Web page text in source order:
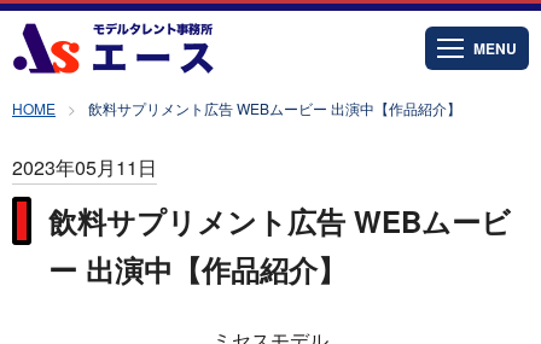
MENU
HOME 飲料サプリメント広告 WEBムービー 出演中【作品紹介】
2023年05月11日
飲料サプリメント広告 WEBムービ
ー 出演中【作品紹介】